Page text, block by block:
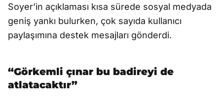
Soyer’in açıklaması kısa sürede sosyal medyada
geniş yankı bulurken, çok sayıda kullanıcı
paylaşımına destek mesajları gönderdi.
“Görkemli çınar bu badireyi de
atlatacaktır”